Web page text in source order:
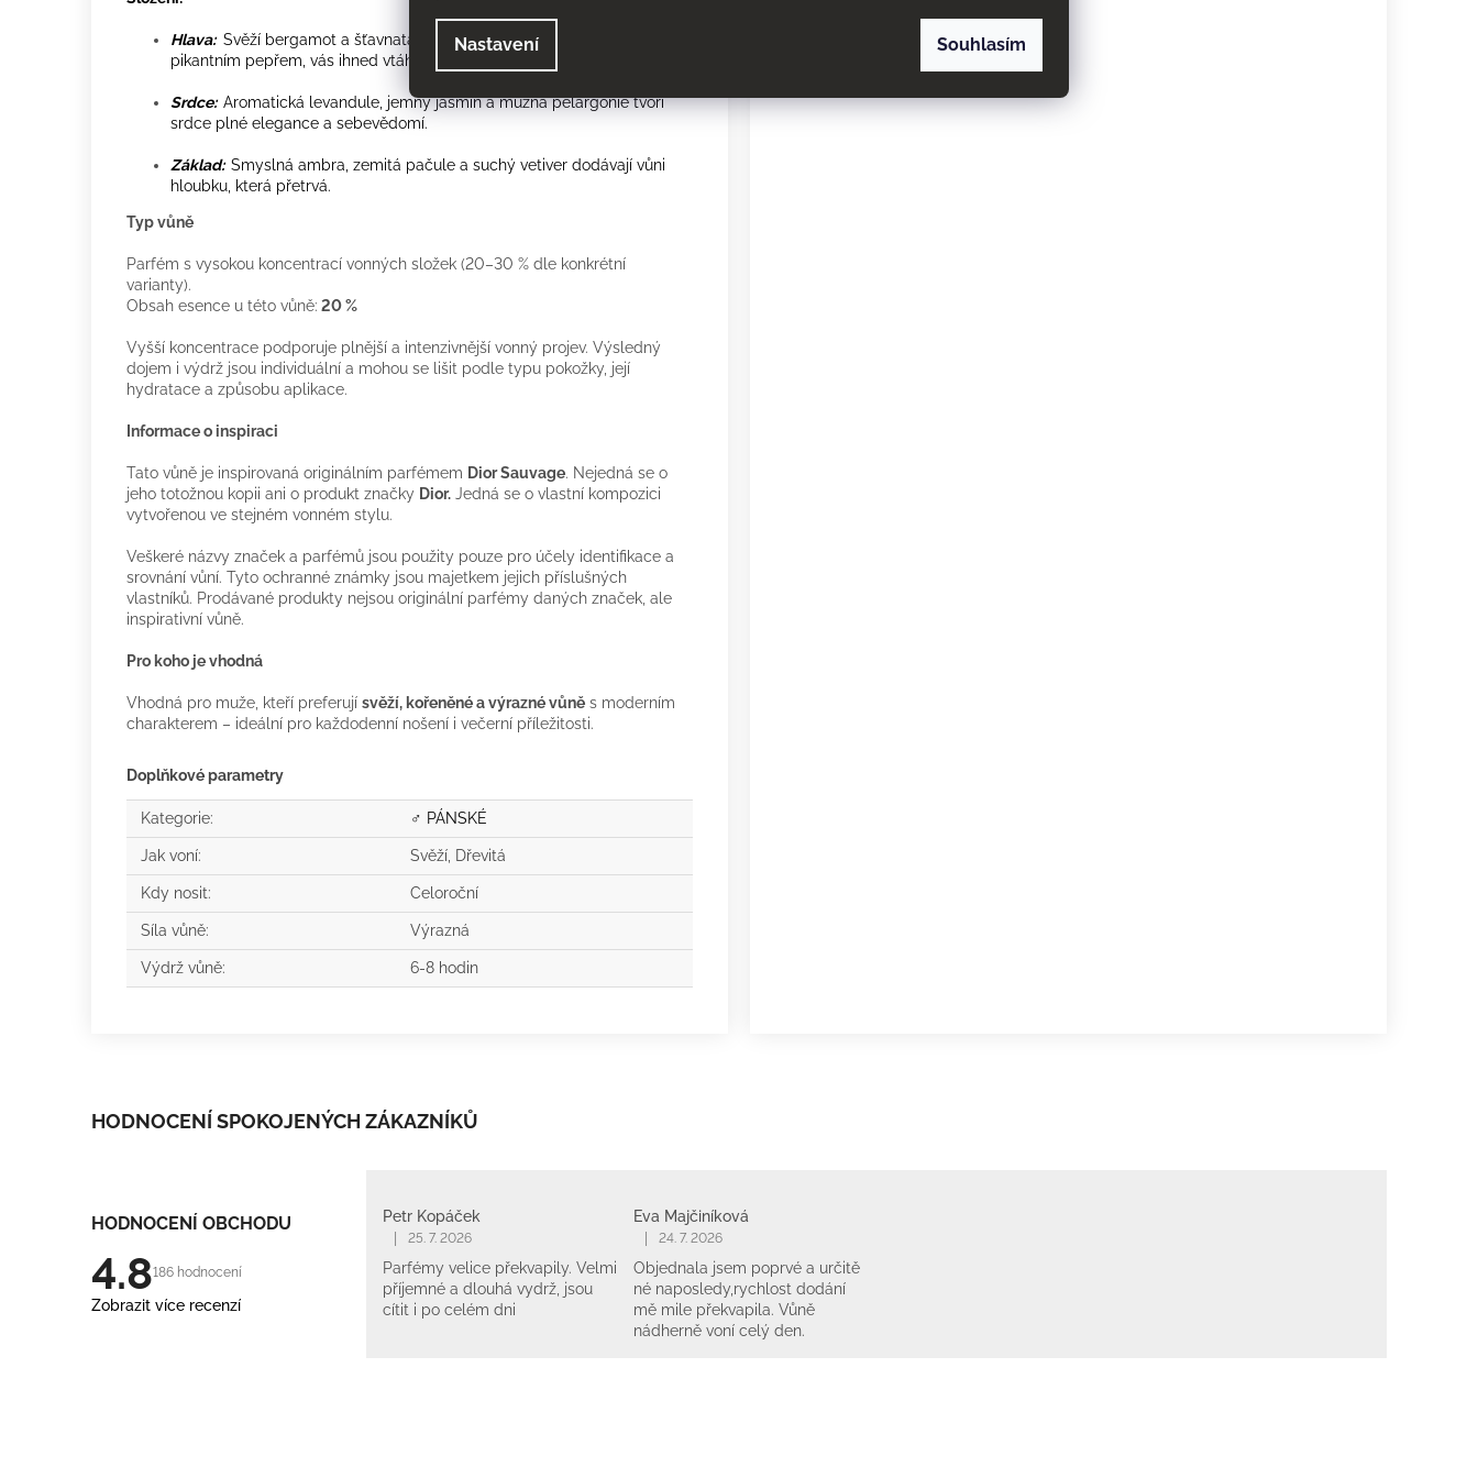
Nastavení Souhlasím
Hlava: Svěží bergamot a šťavnatá mandarinka, ostře podtržené
pikantním pepřem, vás ihned vtáhnou do hry.
Srdce: Aromatická levandule, jemný jasmín a mužná pelargonie tvoří
srdce plné elegance a sebevědomí.
Základ: Smyslná ambra, zemitá pačule a suchý vetiver dodávají vůni
hloubku, která přetrvá.
Typ vůně
Parfém s vysokou koncentrací vonných složek (20–30 % dle konkrétní
varianty).
Obsah esence u této vůně: 20 %
Vyšší koncentrace podporuje plnější a intenzivnější vonný projev. Výsledný
dojem i výdrž jsou individuální a mohou se lišit podle typu pokožky, její
hydratace a způsobu aplikace.
Informace o inspiraci
Tato vůně je inspirovaná originálním parfémem Dior Sauvage. Nejedná se o
jeho totožnou kopii ani o produkt značky Dior. Jedná se o vlastní kompozici
vytvořenou ve stejném vonném stylu.
Veškeré názvy značek a parfémů jsou použity pouze pro účely identifikace a
srovnání vůní. Tyto ochranné známky jsou majetkem jejich příslušných
vlastníků. Prodávané produkty nejsou originální parfémy daných značek, ale
inspirativní vůně.
Pro koho je vhodná
Vhodná pro muže, kteří preferují svěží, kořeněné a výrazné vůně s moderním
charakterem – ideální pro každodenní nošení i večerní příležitosti.
Doplňkové parametry
Kategorie: ♂ PÁNSKÉ
Jak voní: Svěží, Dřevitá
Kdy nosit: Celoroční
Síla vůně: Výrazná
Výdrž vůně: 6-8 hodin
HODNOCENÍ SPOKOJENÝCH ZÁKAZNÍKŮ
HODNOCENÍ OBCHODU
4.8186 hodnocení
Zobrazit více recenzí
Petr Kopáček
25. 7. 2026
Parfémy velice překvapily. Velmi
příjemné a dlouhá vydrž, jsou
cítit i po celém dni
Eva Majčiníková
24. 7. 2026
Objednala jsem poprvé a určitě
né naposledy,rychlost dodání
mě mile překvapila. Vůně
nádherně voní celý den.